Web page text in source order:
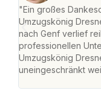
"Ein großes
Umzugskönig
nach Genf verlief
professionellen
Umzugskönig
uneingeschränkt